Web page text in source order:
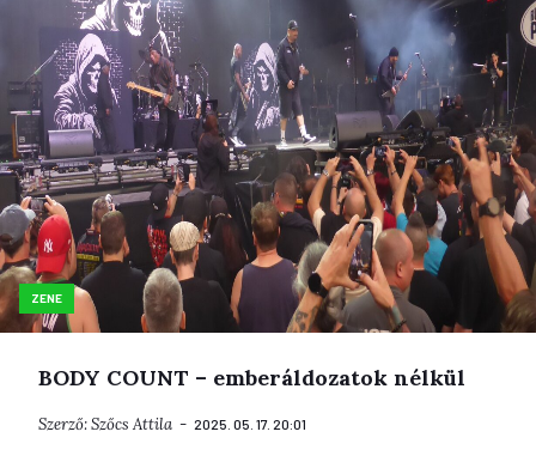
ZENE
BODY COUNT – emberáldozatok nélkül
Szerző:Szőcs Attila 2025. 05. 17. 20:01